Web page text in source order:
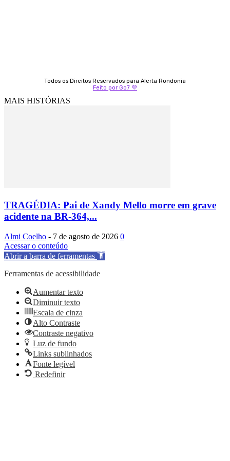
Todos os Direitos Reservados para Alerta Rondonia
Feito por Go7 💜
MAIS HISTÓRIAS
TRAGÉDIA: Pai de Xandy Mello morre em grave
acidente na BR-364,...
Almi Coelho - 7 de agosto de 2026 0
Acessar o conteúdo
Abrir a barra de ferramentas
Ferramentas de acessibilidade
Aumentar texto
Diminuir texto
Escala de cinza
Alto Contraste
Contraste negativo
Luz de fundo
Links sublinhados
Fonte legível
Redefinir